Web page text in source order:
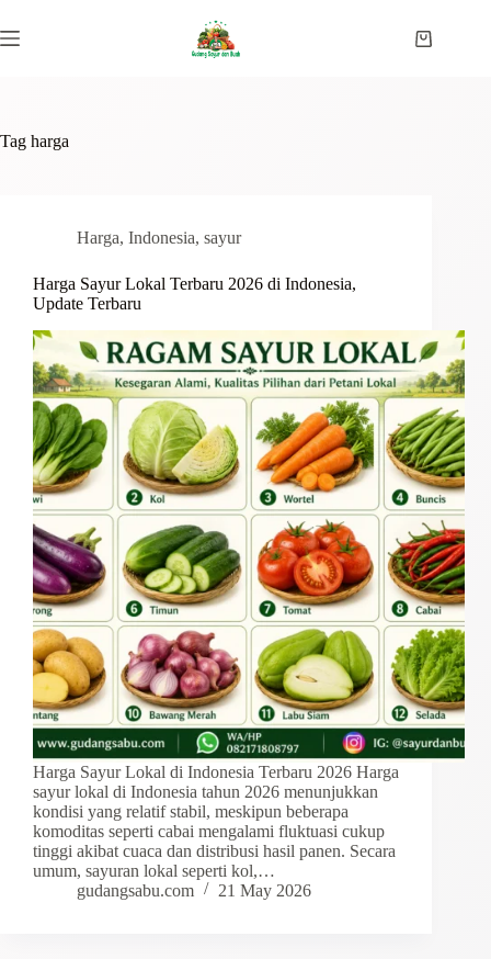
to
content
Shopping
Tag harga
Harga, Indonesia, sayur
Harga Sayur Lokal Terbaru 2026 di Indonesia,
Update Terbaru
Harga Sayur Lokal di Indonesia Terbaru 2026 Harga
sayur lokal di Indonesia tahun 2026 menunjukkan
kondisi yang relatif stabil, meskipun beberapa
komoditas seperti cabai mengalami fluktuasi cukup
tinggi akibat cuaca dan distribusi hasil panen. Secara
umum, sayuran lokal seperti kol,…
gudangsabu.com
21 May 2026